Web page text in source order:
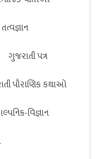
ગુજરાતી પત્ર
પૌરાણિક કથાઓ
વિજ્ઞાન